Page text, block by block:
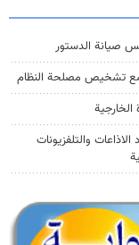
صيانة الدستور
تشخيص مصلحة النظام
الخارجية
الاذاعات والتلفزيونات